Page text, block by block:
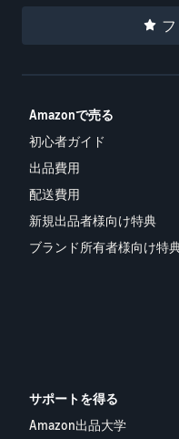
Amazonで売る
初心者ガイド
出品費用
配送費用
新規出品者様向け特典
ブランド所有者様向け特
サポートを得る
Amazon出品大学